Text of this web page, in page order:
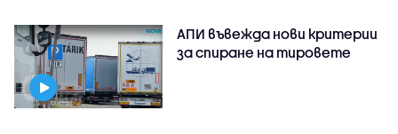
АПИ въвежда нови критерии
за спиране на тировете